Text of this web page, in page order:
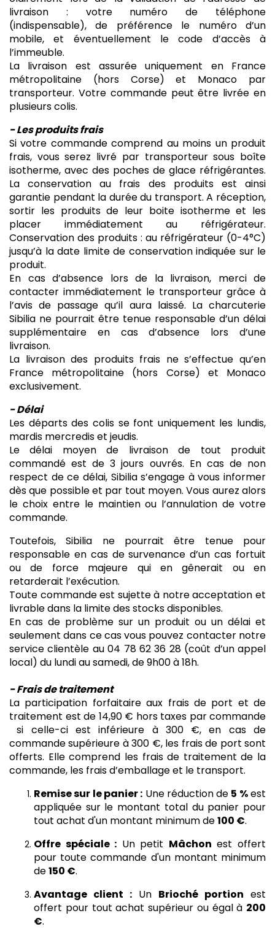
livraison : votre numéro de téléphone
(indispensable), de préférence le numéro d’un
mobile, et éventuellement le code d’accès à
l’immeuble.
La livraison est assurée uniquement en France
métropolitaine (hors Corse) et Monaco par
transporteur. Votre commande peut être livrée en
plusieurs colis.
- Les produits frais
Si votre commande comprend au moins un produit
frais, vous serez livré par transporteur sous boîte
isotherme, avec des poches de glace réfrigérantes.
La conservation au frais des produits est ainsi
garantie pendant la durée du transport. A réception,
sortir les produits de leur boite isotherme et les
placer immédiatement au réfrigérateur.
Conservation des produits : au réfrigérateur (0-4°C)
jusqu’à la date limite de conservation indiquée sur le
produit.
En cas d’absence lors de la livraison, merci de
contacter immédiatement le transporteur grâce à
l’avis de passage qu’il aura laissé. La charcuterie
Sibilia ne pourrait être tenue responsable d’un délai
supplémentaire en cas d’absence lors d’une
livraison.
La livraison des produits frais ne s’effectue qu’en
France métropolitaine (hors Corse) et Monaco
exclusivement.
- Délai
Les départs des colis se font uniquement les lundis,
mardis mercredis et jeudis.
Le délai moyen de livraison de tout produit
commandé est de 3 jours ouvrés. En cas de non
respect de ce délai, Sibilia s’engage à vous informer
dès que possible et par tout moyen. Vous aurez alors
le choix entre le maintien ou l’annulation de votre
commande.
Toutefois, Sibilia ne pourrait être tenue pour
responsable en cas de survenance d’un cas fortuit
ou de force majeure qui en gênerait ou en
retarderait l’exécution.
Toute commande est sujette à notre acceptation et
livrable dans la limite des stocks disponibles.
En cas de problème sur un produit ou un délai et
seulement dans ce cas vous pouvez contacter notre
service clientèle au 04 78 62 36 28 (coût d’un appel
local) du lundi au samedi, de 9h00 à 18h.
- Frais de traitement
La participation forfaitaire aux frais de port et de
traitement est de 14,90 € hors taxes par commande
si celle-ci est inférieure à 300 €, en cas de
commande supérieure à 300 €, les frais de port sont
offerts. Elle comprend les frais de traitement de la
commande, les frais d’emballage et le transport.
Remise sur le panier : Une réduction de 5 %est
appliquée sur le montant total du panier pour
tout achat d'un montant minimum de100 €.
Offre spéciale : Un petit Mâchon est offert
pour toute commande d'un montant minimum
de150 €.
Avantage client : Un Brioché portion est
offert pour tout achat supérieur ou égal à 200
€.